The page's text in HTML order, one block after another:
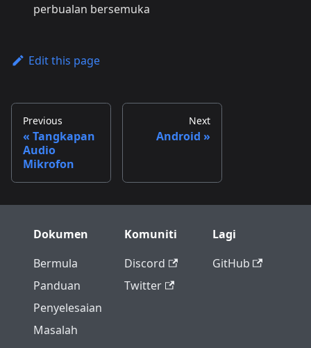
perbualan bersemuka
Edit this page
Previous
Tangkapan
Audio
Mikrofon
Next
Android
Dokumen
Bermula
Panduan
Penyelesaian
Masalah
Komuniti
Discord
Twitter
Lagi
GitHub